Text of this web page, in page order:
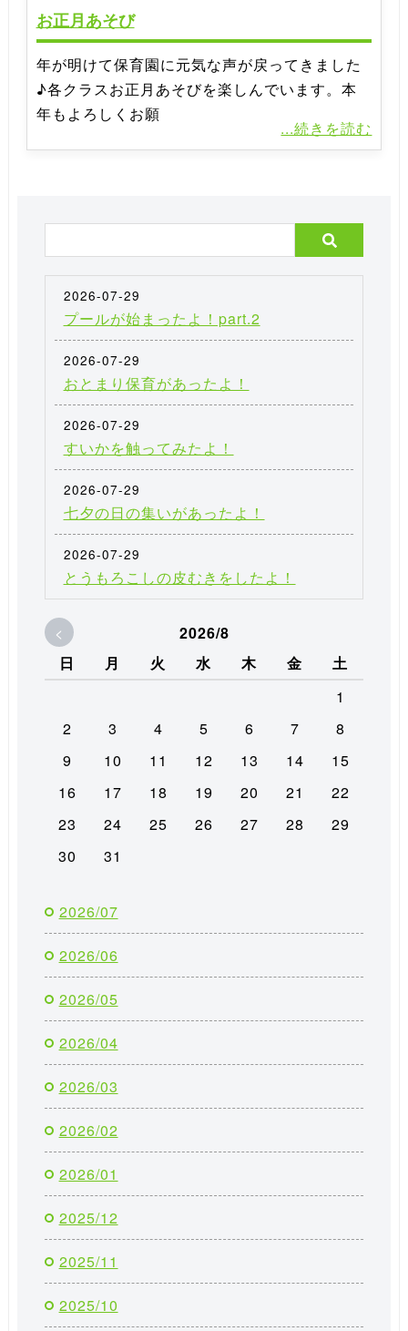
お正月あそび
年が明けて保育園に元気な声が戻ってきました
♪各クラスお正月あそびを楽しんでいます。本
年もよろしくお願
...続きを読む
2026-07-29
プールが始まったよ！part.2
2026-07-29
おとまり保育があったよ！
2026-07-29
すいかを触ってみたよ！
2026-07-29
七夕の日の集いがあったよ！
2026-07-29
とうもろこしの皮むきをしたよ！
<
2026/8
日
月 火 水 木 金
土
1
2
3 4 5 6 7
8
9
10 11 12 13 14
15
16
17 18 19 20 21
22
23
24 25 26 27 28
29
30
31
2026/07
2026/06
2026/05
2026/04
2026/03
2026/02
2026/01
2025/12
2025/11
2025/10